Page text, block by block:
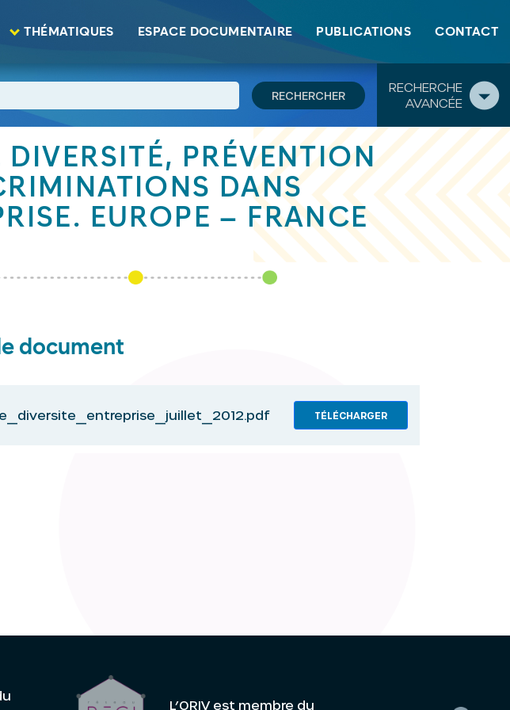
THÉMATIQUES ESPACE DOCUMENTAIRE PUBLICATIONS CONTACT
RECHERCHE
AVANCÉE
– France
DIVERSITÉ, PRÉVENTION
DANS
EUROPE – FRANCE
document
TÉLÉCHARGER
L’ORIV est membre du